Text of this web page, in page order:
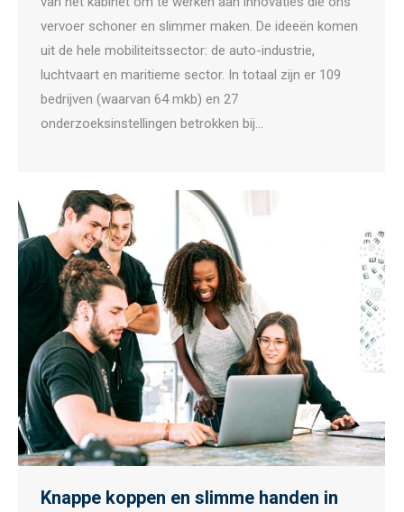
vervoer schoner en slimmer maken. De ideeën komen
uit de hele mobiliteitssector: de auto-industrie,
luchtvaart en maritieme sector. In totaal zijn er 109
bedrijven (waarvan 64 mkb) en 27
onderzoeksinstellingen betrokken bij…
Knappe koppen en slimme handen in